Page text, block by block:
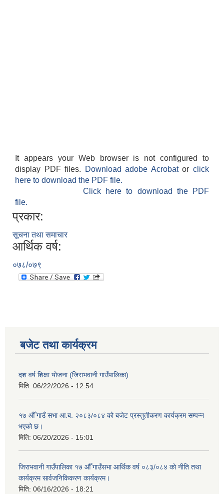
It appears your Web browser is not configured to
display PDF files.
Download adobe Acrobatorclick
here to download the PDF file.
Click here to download the PDF
file.
प्रकार:
सूचना तथा समाचार
आर्थिक वर्ष:
०७८/०७९
बजेट तथा कार्यक्रम
दश वर्ष शिक्षा योजना (जिराभवानी गाउँपालिका)
मिति: 06/22/2026 - 12:54
१७ औँ गाउँ सभा आ.ब. २०८३/०८४ को बजेट प्रस्तुतीकरण कार्यक्रम सम्पन्न
भएको छ।
मिति: 06/20/2026 - 15:01
जिराभवानी गाउँपालिका १७ औँ गाउँसभा आर्थिक वर्ष ०८३/०८४ को नीति तथा
कार्यक्रम सार्वजनिकिकरण कार्यक्रम।
मिति: 06/16/2026 - 18:21